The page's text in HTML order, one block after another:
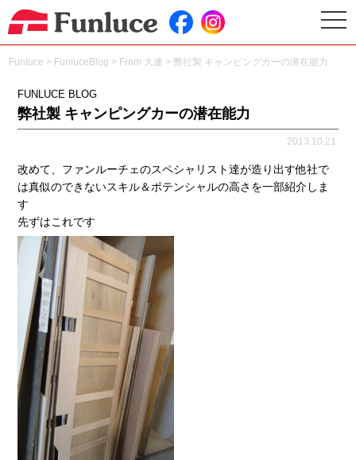
Funluce > FunluceBlog > From 大連 >弊社製 キャンピングカーの潜在能力
FUNLUCE BLOG
弊社製 キャンピングカーの潜在能力
2013.10.21
改めて、ファンルーチェのスペシャリスト達が造り出す他社で
は真似のできないスキル＆ポテンシャルの高さを一部紹介しま
す
先ずはこれです